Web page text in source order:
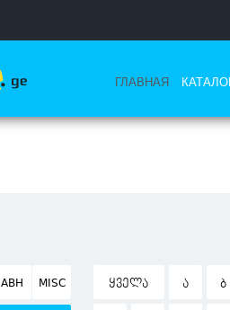
ГЛАВНАЯ
ABH MISC ᲧᲕᲔᲚᲐ Ა Ბ